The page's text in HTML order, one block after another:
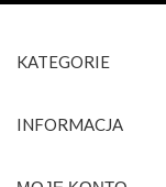
KATEGORIE
INFORMACJA